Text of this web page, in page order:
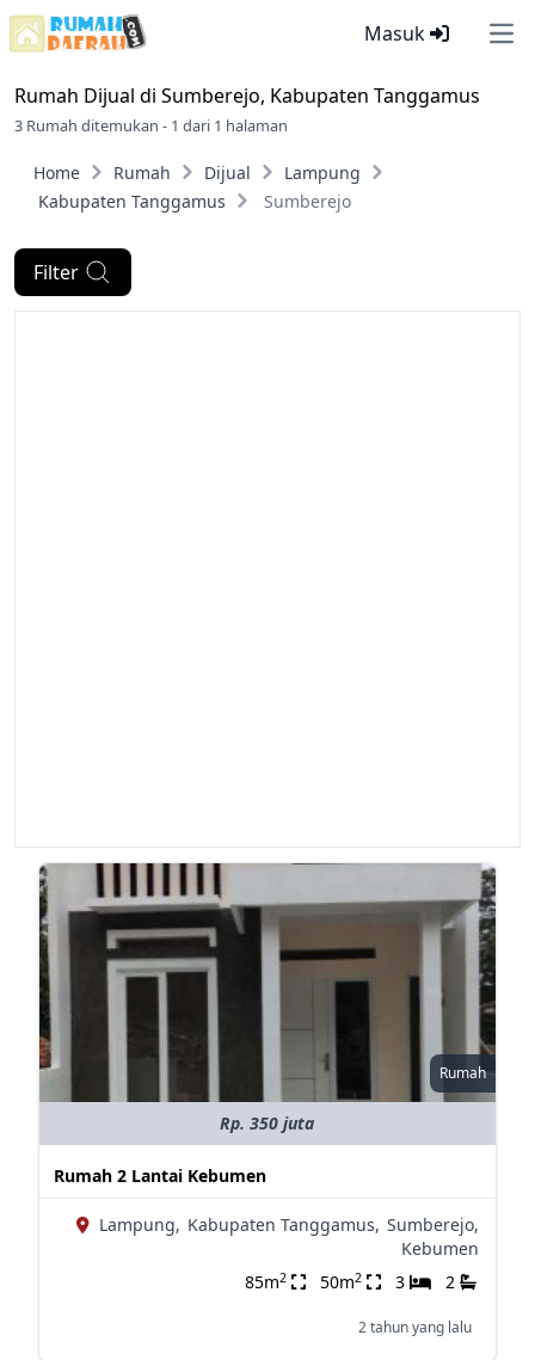
Masuk
Rumah Dijual di Sumberejo, Kabupaten Tanggamus
3 Rumah ditemukan - 1 dari 1 halaman
Home Rumah Dijual
Lampung
Kabupaten Tanggamus
Sumberejo
Filter
Rumah
Rp. 350 juta
Rumah 2 Lantai Kebumen
Lampung, Kabupaten Tanggamus, Sumberejo,
Kebumen
85m2 50m2 3 2
2 tahun yang lalu